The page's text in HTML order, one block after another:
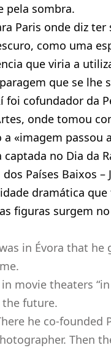
pela sombra.
Paris onde diz ter
como uma
que viria a
que se lhe
foi cofundador da
onde tomou
«imagem passou
no Dia da
Países Baixos –
dramática
figuras surgem
in Évora that he
movie theaters
the future.
he co-founded
Then